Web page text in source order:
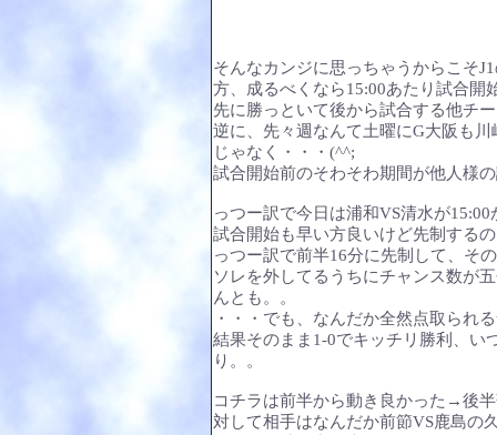
そんなカンジに思っちゃうからこそ
方、成るべくなら15:00あたり試合開
先に勝っといて後から試合する他チ
逆に、先々週なんて土曜にG大阪も
じゃなく・・・(^^;
試合開始前のそわそわ期間が他人様
っつー訳で今日は浦和VS清水が
試合開始も早い方良いけど先制する
っつー訳で前半16分に先制して、そ
ソレを外してるうちにチャンス数が
んとも。。
・・・でも、なんだか全然点取られ
結果そのまま1-0でキッチリ勝利、い
り。。
コチラは前半から動き良かった→後
対して相手はなんだか前節VS鹿島の